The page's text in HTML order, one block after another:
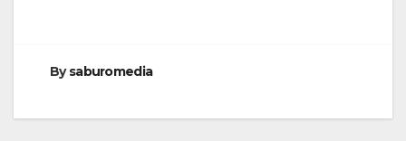
Bysaburomedia